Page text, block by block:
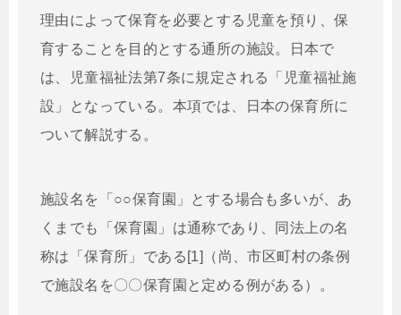
理由によって保育を必要とする児童を預り、保
育することを目的とする通所の施設。日本で
は、児童福祉法第7条に規定される「児童福祉施
設」となっている。本項では、日本の保育所に
ついて解説する。
施設名を「○○保育園」とする場合も多いが、あ
くまでも「保育園」は通称であり、同法上の名
称は「保育所」である[1]（尚、市区町村の条例
で施設名を〇〇保育園と定める例がある）。